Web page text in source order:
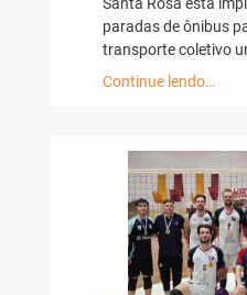
paradas de ônibus
transporte coletivo
Continue lendo…